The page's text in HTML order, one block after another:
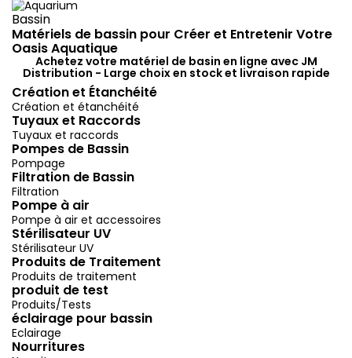
Bassin
Matériels de bassin pour Créer et Entretenir Votre
Oasis Aquatique
Achetez votre matériel de basin en ligne avec JM
Distribution - Large choix en stock et livraison rapide
Création et Étanchéité
Création et étanchéité
Tuyaux et Raccords
Tuyaux et raccords
Pompes de Bassin
Pompage
Filtration de Bassin
Filtration
Pompe à air
Pompe à air et accessoires
Stérilisateur UV
Stérilisateur UV
Produits de Traitement
Produits de traitement
produit de test
Produits/Tests
éclairage pour bassin
Eclairage
Nourritures